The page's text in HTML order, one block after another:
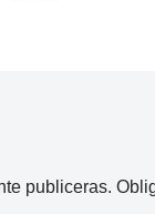
publiceras.